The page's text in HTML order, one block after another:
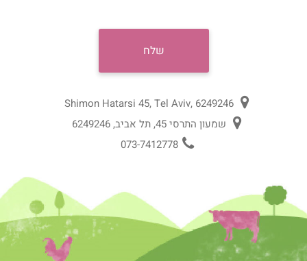
073-7412778
שמעון התרסי 45, תל אביב, 6249246
Shimon Hatarsi 45, Tel Aviv, 6249246